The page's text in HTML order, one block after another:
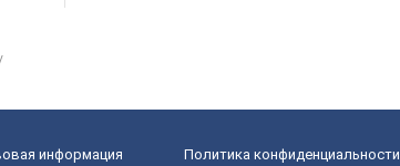
информация Политика конфиденциальности